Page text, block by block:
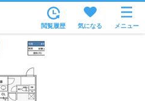
沿線・駅から
家賃相場から
閲覧履歴 気になる メニュー